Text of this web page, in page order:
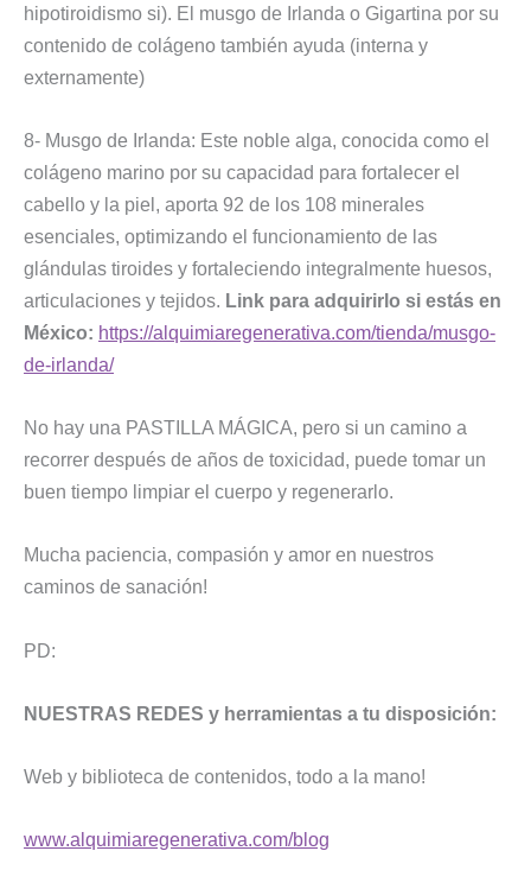
hipotiroidismo si). El musgo de Irlanda o Gigartina por su
contenido de colágeno también ayuda (interna y
externamente)
8- Musgo de Irlanda: Este noble alga, conocida como el
colágeno marino por su capacidad para fortalecer el
cabello y la piel, aporta 92 de los 108 minerales
esenciales, optimizando el funcionamiento de las
glándulas tiroides y fortaleciendo integralmente huesos,
articulaciones y tejidos. Link para adquirirlo si estás en
México: https://alquimiaregenerativa.com/tienda/musgo-
de-irlanda/
No hay una PASTILLA MÁGICA, pero si un camino a
recorrer después de años de toxicidad, puede tomar un
buen tiempo limpiar el cuerpo y regenerarlo.
Mucha paciencia, compasión y amor en nuestros
caminos de sanación!
PD:
NUESTRAS REDES y herramientas a tu disposición:
Web y biblioteca de contenidos, todo a la mano!
www.alquimiaregenerativa.com/blog